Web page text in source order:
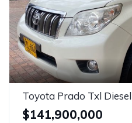
Toyota Prado Txl Diesel
$141,900,000